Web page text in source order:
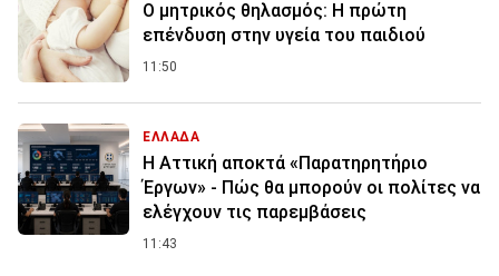
Ο μητρικός θηλασμός: Η πρώτη
επένδυση στην υγεία του παιδιού
11:50
ΕΛΛΑΔΑ
Η Αττική αποκτά «Παρατηρητήριο
Έργων» - Πώς θα μπορούν οι πολίτες να
ελέγχουν τις παρεμβάσεις
11:43